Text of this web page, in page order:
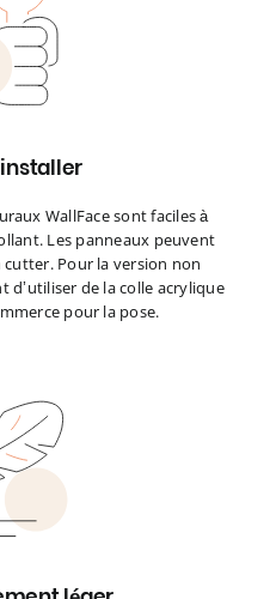
installer
WallFace sont faciles à
Les panneaux peuvent
cutter. Pour la version non
d’utiliser de la colle acrylique
pour la pose.